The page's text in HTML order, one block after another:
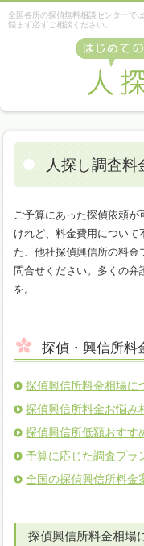
人探し調査料
ご予算にあった探偵依頼
けれど、料金費用について
た、他社探偵興信所の料
問合せください。多くの
を。
探偵・興信所料
探偵興信所料金相場に
探偵興信所料金お悩み
探偵興信所低額おすす
予算に応じた調査プラ
全国の探偵興信所料金
探偵興信所料金相場
全国各所の探偵無料相談センターで
悩まず必ずご相談ください。